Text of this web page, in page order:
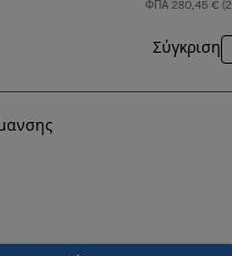
ΦΠΑ 280,45 €
Σύγκριση